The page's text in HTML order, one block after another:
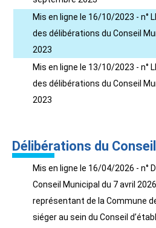
Mis en ligne le 16/10/2023 - n°
des délibérations du Conseil
2023
Mis en ligne le 13/10/2023 - n°
des délibérations du Conseil
2023
Délibérations du
Mis en ligne le 16/04/2026 - n°
Conseil Municipal du 7 avril
représentant de la Commune
siéger au sein du Conseil